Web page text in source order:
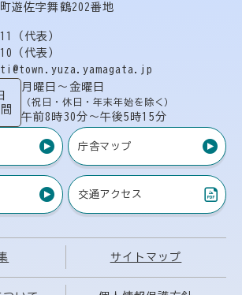
遊佐字舞鶴202番地
（代表）
（代表）
月曜日〜金曜日
（祝日・休日・年末年始を除く）
午前8時30分〜午後5時15分
庁舎マップ
交通アクセス
（PDF）
サイトマップ